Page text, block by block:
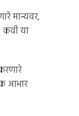
मान्यवर,
या
आभार